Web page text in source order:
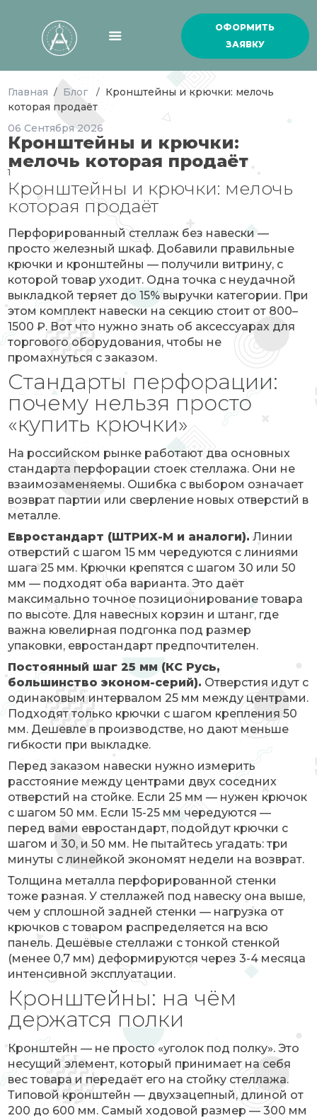
ОФОРМИТЬ
ЗАЯВКУ
Главная / Блог / Кронштейны и крючки: мелочь
которая продаёт
06 Сентября2026
Кронштейны и крючки:
мелочь которая продаёт
1
Кронштейны и крючки: мелочь
которая продаёт
Перфорированный стеллаж без навески —
просто железный шкаф. Добавили правильные
крючки и кронштейны — получили витрину, с
которой товар уходит. Одна точка с неудачной
выкладкой теряет до 15% выручки категории. При
этом комплект навески на секцию стоит от 800–
1500 ₽. Вот что нужно знать об аксессуарах для
торгового оборудования, чтобы не
промахнуться с заказом.
Стандарты перфорации:
почему нельзя просто
«купить крючки»
На российском рынке работают два основных
стандарта перфорации стоек стеллажа. Они не
взаимозаменяемы. Ошибка с выбором означает
возврат партии или сверление новых отверстий в
металле.
Евростандарт (ШТРИХ-М и аналоги). Линии
отверстий с шагом 15 мм чередуются с линиями
шага 25 мм. Крючки крепятся с шагом 30 или 50
мм — подходят оба варианта. Это даёт
максимально точное позиционирование товара
по высоте. Для навесных корзин и штанг, где
важна ювелирная подгонка под размер
упаковки, евростандарт предпочтителен.
Постоянный шаг 25 мм (КС Русь,
большинство эконом-серий). Отверстия идут с
одинаковым интервалом 25 мм между центрами.
Подходят только крючки с шагом крепления 50
мм. Дешевле в производстве, но дают меньше
гибкости при выкладке.
Перед заказом навески нужно измерить
расстояние между центрами двух соседних
отверстий на стойке. Если 25 мм — нужен крючок
с шагом 50 мм. Если 15-25 мм чередуются —
перед вами евростандарт, подойдут крючки с
шагом и 30, и 50 мм. Не пытайтесь угадать: три
минуты с линейкой экономят недели на возврат.
Толщина металла перфорированной стенки
тоже разная. У стеллажей под навеску она выше,
чем у сплошной задней стенки — нагрузка от
крючков с товаром распределяется на всю
панель. Дешёвые стеллажи с тонкой стенкой
(менее 0,7 мм) деформируются через 3-4 месяца
интенсивной эксплуатации.
Кронштейны: на чём
держатся полки
Кронштейн — не просто «уголок под полку». Это
несущий элемент, который принимает на себя
вес товара и передаёт его на стойку стеллажа.
Типовой кронштейн — двухзацепный, длиной от
200 до 600 мм. Самый ходовой размер — 300 мм